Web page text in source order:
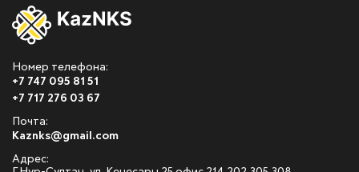
Номер телефона:
+7 747 095 81 51
+7 717 276 03 67
Почта:
Kaznks@gmail.com
Адрес: